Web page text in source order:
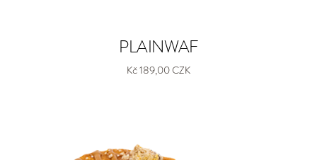
PLAINWAF
Kč 189,00 CZK